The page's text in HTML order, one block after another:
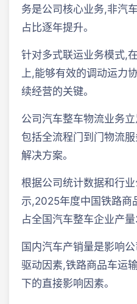
务是公司核心业务,非汽
占比逐年提升。
针对多式联运业务模式,
上,能够有效的调动运力
续经营的关键。
公司汽车整车物流业务
包括全流程门到门物流
解决方案。
根据公司统计数据和行
示,2025年度中国铁路商
占全国汽车整车企业产
国内汽车产销量是影响
驱动因素,铁路商品车运
下的直接影响因素。